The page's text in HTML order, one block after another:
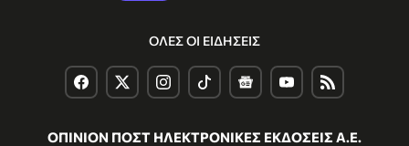
ΟΛΕΣ ΟΙ ΕΙΔΗΣΕΙΣ
ΟΠΙΝΙΟΝ ΠΟΣΤ ΗΛΕΚΤΡΟΝΙΚΕΣ ΕΚΔΟΣΕΙΣ Α.Ε.